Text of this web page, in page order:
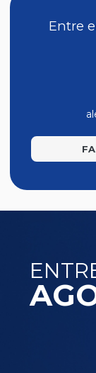
BG025
Entre